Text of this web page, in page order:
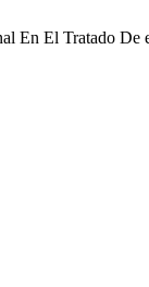
En El Tratado